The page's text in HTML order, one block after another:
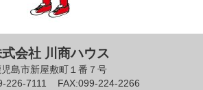
会社 川商ハウス
児島市新屋敷町１番７号
226-7111
FAX:099-224-2266